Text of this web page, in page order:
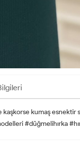
kumaş
#düğmelihırka